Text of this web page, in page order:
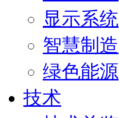
显示系统
智慧制造
绿色能源
技术